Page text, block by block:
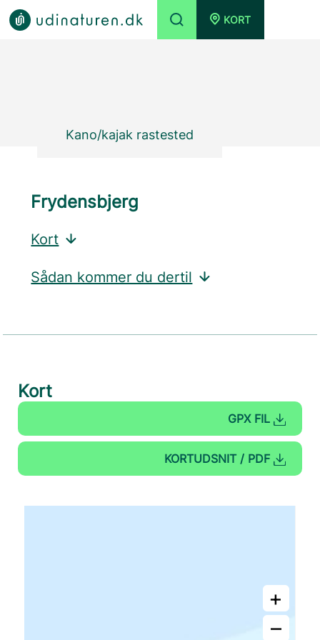
KORT
Kano/kajak rastested
Frydensbjerg
Kort
Sådan kommer du dertil
Kort
GPX FIL
KORTUDSNIT / PDF
+
–